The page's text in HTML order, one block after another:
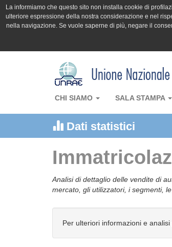
La informiamo che questo sito non installa cookie di
ulteriore espressione della nostra considerazione e nel
nella navigazione. Se vuole saperne di più, negare il
CHI SIAMO SALA STAMPA
Dati statistici
Analisi di dettaglio delle vendite di
mercato, gli utilizzatori, i segmenti,
Per ulteriori informazioni e